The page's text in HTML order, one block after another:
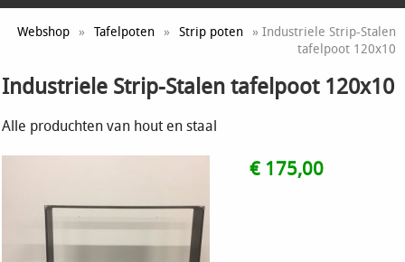
Webshop » Tafelpoten » Strip poten » Industriele Strip-Stalen
tafelpoot 120x10
Industriele Strip-Stalen tafelpoot 120x10
Alle produchten van hout en staal
€ 175,00